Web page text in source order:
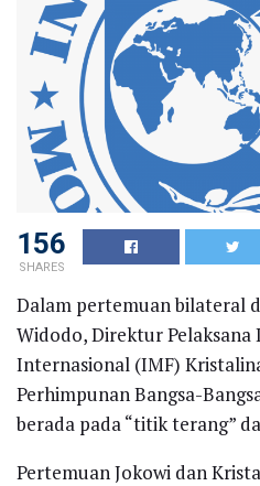
156
SHARES
Dalam pertemuan bilateral
Widodo, Direktur Pelaksana
Internasional (IMF)
Perhimpunan Bangsa-
berada pada “titik terang”
Pertemuan Jokowi dan